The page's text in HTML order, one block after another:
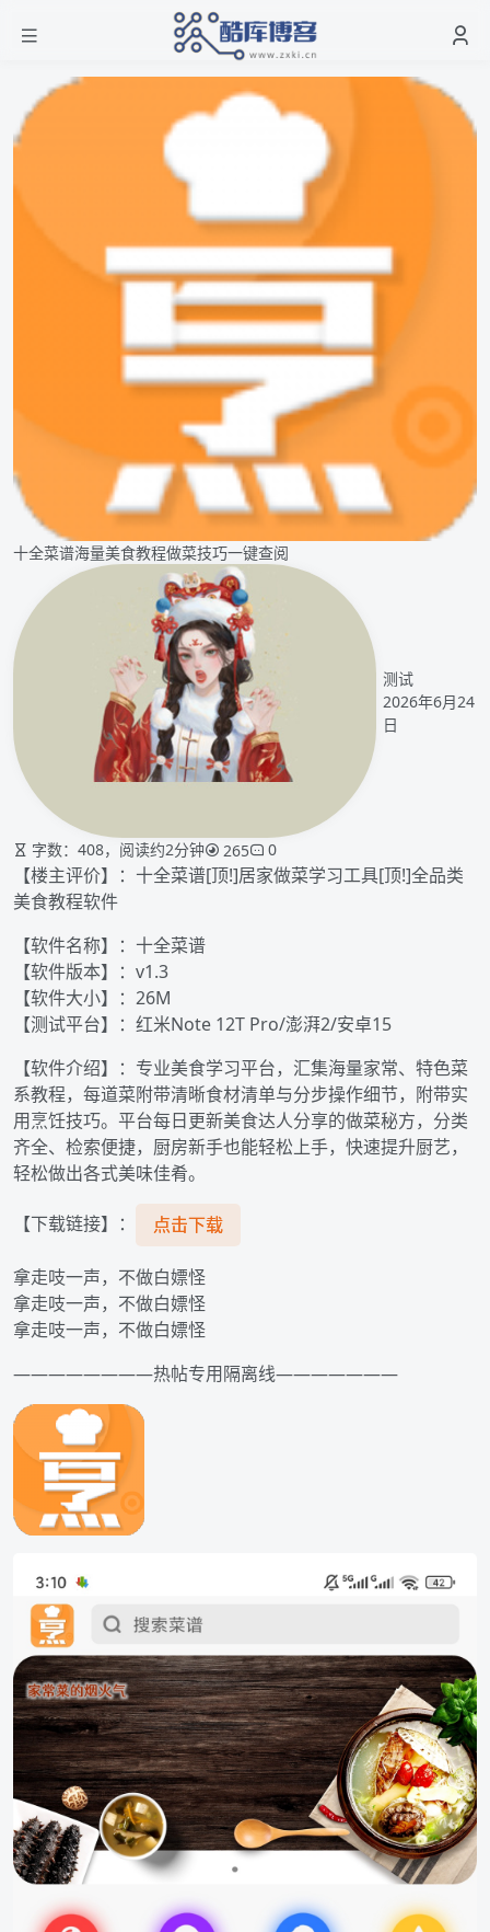
十全菜谱海量美食教程做菜技巧一键查阅
测试
2026年6月24
日
字数：408，阅读约2分钟 265 0
【楼主评价】：十全菜谱[顶!]居家做菜学习工具[顶!]全品类
美食教程软件
【软件名称】：十全菜谱
【软件版本】：v1.3
【软件大小】：26M
【测试平台】：红米Note 12T Pro/澎湃2/安卓15
【软件介绍】：专业美食学习平台，汇集海量家常、特色菜
系教程，每道菜附带清晰食材清单与分步操作细节，附带实
用烹饪技巧。平台每日更新美食达人分享的做菜秘方，分类
齐全、检索便捷，厨房新手也能轻松上手，快速提升厨艺，
轻松做出各式美味佳肴。
【下载链接】： 点击下载
拿走吱一声，不做白嫖怪️️️
拿走吱一声，不做白嫖怪️️️
拿走吱一声，不做白嫖怪️️️
————————热帖专用隔离线———————